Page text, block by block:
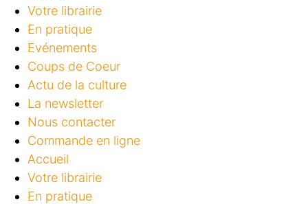
Votre librairie
En pratique
Evénements
Coups de Coeur
Actu de la culture
La newsletter
Nous contacter
Commande en ligne
Accueil
Votre librairie
En pratique